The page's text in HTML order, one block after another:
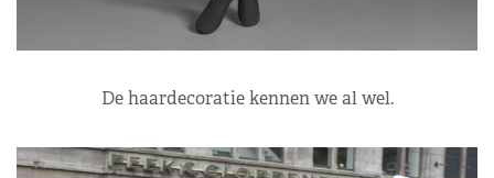
De haardecoratie kennen we al wel.